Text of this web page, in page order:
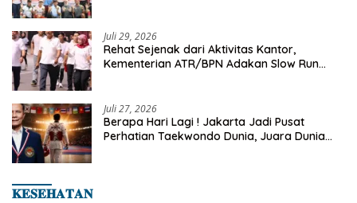
Juli 29, 2026
Rehat Sejenak dari Aktivitas Kantor,
Kementerian ATR/BPN Adakan Slow Run
Juli 27, 2026
Berapa Hari Lagi ! Jakarta Jadi Pusat
Perhatian Taekwondo Dunia, Juara Dunia
𝐊𝐄𝐒𝐄𝐇𝐀𝐓𝐀𝐍